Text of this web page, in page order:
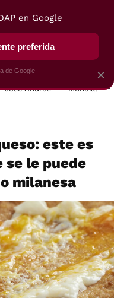
VEGUI
José Andrés Mundial
este es
se le puede
milanesa
×
en Google
preferida
de Google